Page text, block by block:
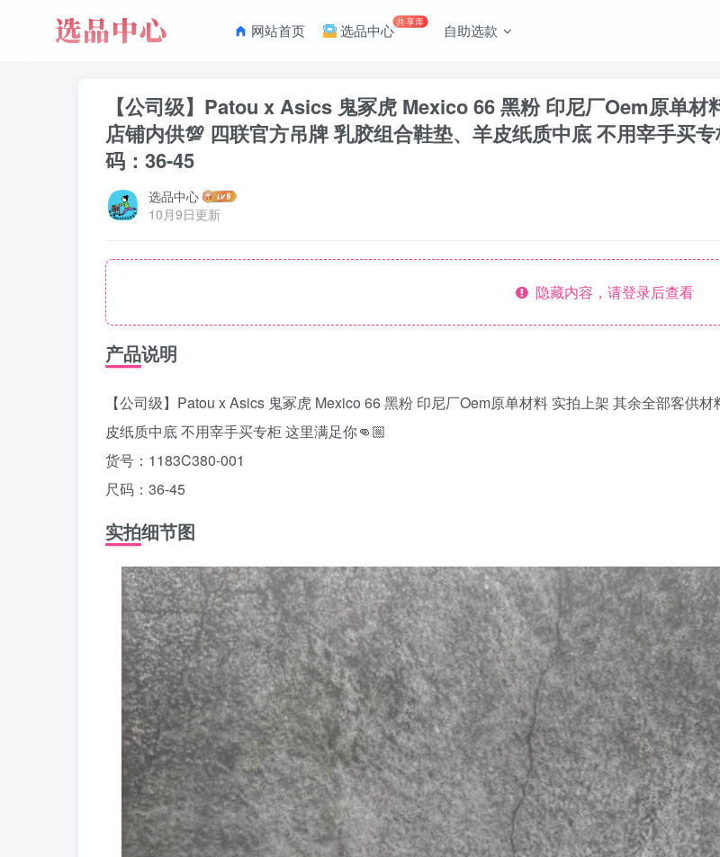
网站首页 选品中心共享库 自助选款
【公司级】Patou x Asics 鬼冢虎 Mexico 66 黑粉 印尼厂Oem原单
店铺内供💯 四联官方吊牌 乳胶组合鞋垫、羊皮纸质中底 不用宰手买
码：36-45
选品中心
10月9日更新
隐藏内容，请登录后查看
产品说明
【公司级】Patou x Asics 鬼冢虎 Mexico 66 黑粉 印尼厂Oem原单材料 实拍上架 其余全部客供
皮纸质中底 不用宰手买专柜 这里满足你👊🏼
货号：1183C380-001
尺码：36-45
实拍细节图